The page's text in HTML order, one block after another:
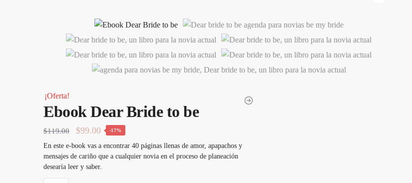
¡Oferta!
Ebook Dear Bride to be
$119.00
Original
price
was:
$119.00.
$99.00Current
price
is:
-17%
En este e-book vas a encontrar 40 páginas llenas de amor, apapachos y
mensajes de cariño que a cualquier novia en el proceso de planeación
desearía leer y saber.